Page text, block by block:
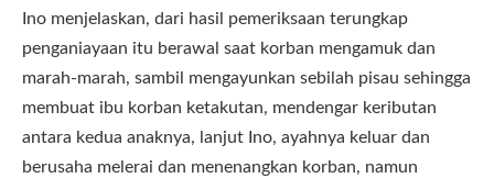
Ino menjelaskan, dari hasil pemeriksaan terungkap
penganiayaan itu berawal saat korban mengamuk dan
marah-marah, sambil mengayunkan sebilah pisau sehingga
membuat ibu korban ketakutan, mendengar keributan
antara kedua anaknya, lanjut Ino, ayahnya keluar dan
berusaha melerai dan menenangkan korban, namun